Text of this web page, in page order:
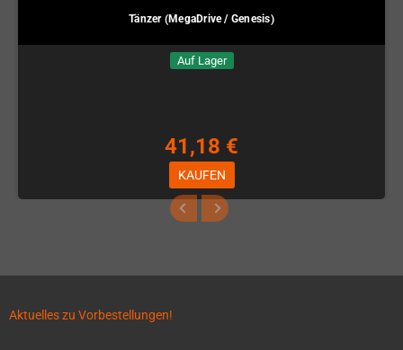
Tänzer (MegaDrive / Genesis)
Auf Lager
41,18 €
KAUFEN
Aktuelles zu Vorbestellungen!